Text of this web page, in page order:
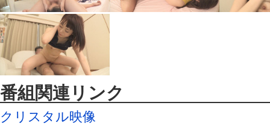
番組関連リンク
クリスタル映像